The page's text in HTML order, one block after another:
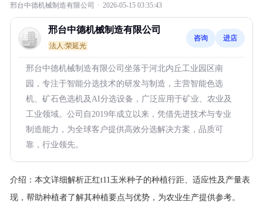
邢台中德机械制造有限公司 · 2026-05-15 03:35:43
邢台中德机械制造有限公司
法人:荣延光
咨询 进店
邢台中德机械制造有限公司坐落于河北内丘工业园区南
园，专注于智能分选技术的研发与制造，主营智能色选
机、矿石色选机及AI分选设备，广泛应用于矿业、农业及
工业领域。公司自2019年成立以来，凭借先进技术与专业
制造能力，为全球客户提供高效分选解决方案，品质可
靠，行业领先。
介绍： 本文详细解析正红t11玉米种子的种植行距、适应性及产量表
现，帮助种植者了解其种植要点与优势，为农业生产提供参考。